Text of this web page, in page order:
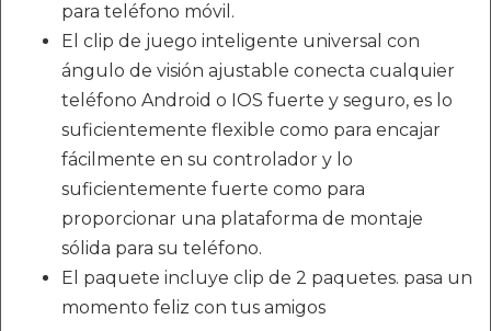
para teléfono móvil.
El clip de juego inteligente universal con
ángulo de visión ajustable conecta cualquier
teléfono Android o IOS fuerte y seguro, es lo
suficientemente flexible como para encajar
fácilmente en su controlador y lo
suficientemente fuerte como para
proporcionar una plataforma de montaje
sólida para su teléfono.
El paquete incluye clip de 2 paquetes. pasa un
momento feliz con tus amigos